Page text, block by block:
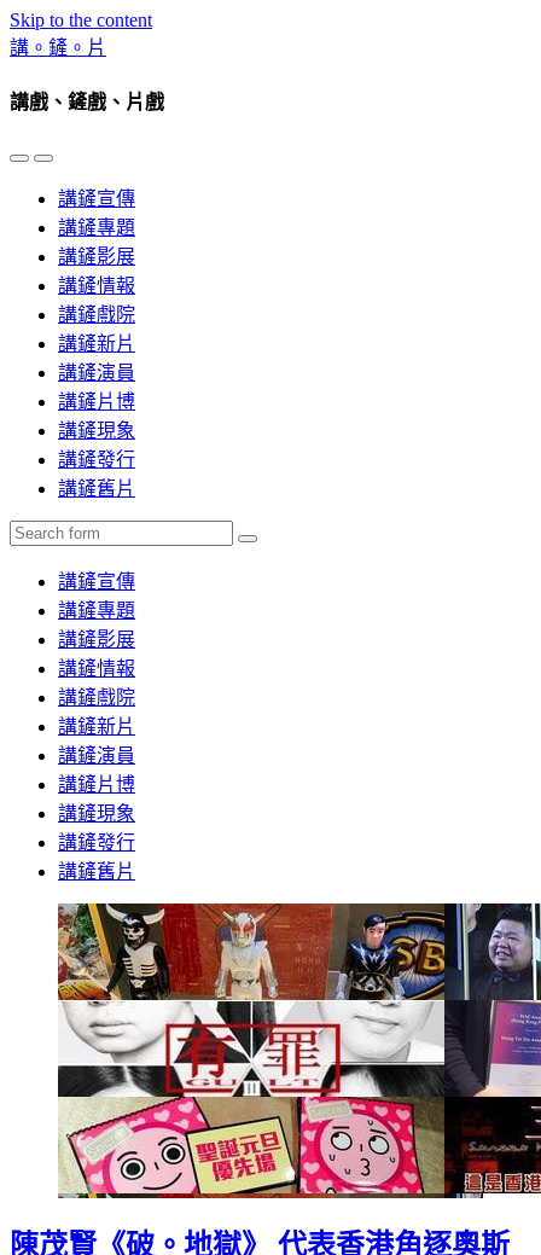
Skip to the content
講。鏟。片
講戲、鏟戲、片戲
Toggle
mobile
Toggle
search
field
講鏟宣傳
講鏟專題
講鏟影展
講鏟情報
講鏟戲院
講鏟新片
講鏟演員
講鏟片博
講鏟現象
講鏟發行
講鏟舊片
Search
講鏟宣傳
講鏟專題
講鏟影展
講鏟情報
講鏟戲院
講鏟新片
講鏟演員
講鏟片博
講鏟現象
講鏟發行
講鏟舊片
陳茂賢《破。地獄》 代表香港角逐奧斯